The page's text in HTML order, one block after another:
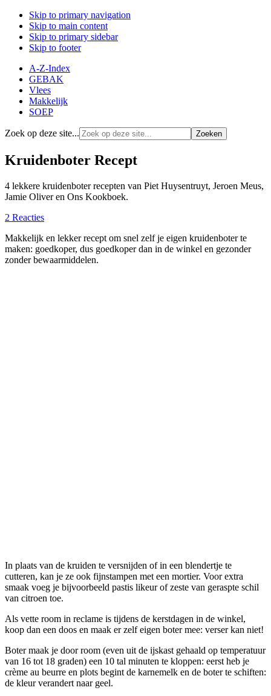
Skip to primary navigation
Skip to main content
Skip to primary sidebar
Skip to footer
A-Z-Index
GEBAK
Vlees
Makkelijk
SOEP
Zoek op deze site...
Kruidenboter Recept
4 lekkere kruidenboter recepten van Piet Huysentruyt, Jeroen Meus,
Jamie Oliver en Ons Kookboek.
2 Reacties
Makkelijk en lekker recept om snel zelf je eigen kruidenboter te
maken: goedkoper, dus goedkoper dan in de winkel en gezonder
zonder bewaarmiddelen.
In plaats van de kruiden te versnijden of in een blendertje te
cutteren, kan je ze ook fijnstampen met een mortier. Voor extra
smaak voeg je bijvoorbeeld pastis likeur of zeste van geraspte schil
van citroen toe.
Als vette room in reclame is tijdens de kerstdagen in de winkel,
koop dan een doos en maak er zelf eigen boter mee: verser kan niet!
Boter maak je door room (even uit de ijskast gehaald op temperatuur
van 16 tot 18 graden) een 10 tal minuten te kloppen: eerst heb je
crème au beurre en plots begint de karnemelk en de boter te schiften:
de kleur verandert naar geel.